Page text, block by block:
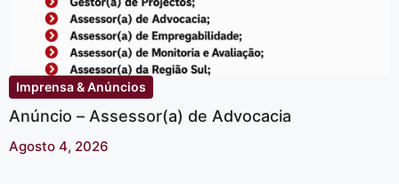
Imprensa & Anúncios
Anúncio – Assessor(a) de Advocacia
Agosto 4, 2026